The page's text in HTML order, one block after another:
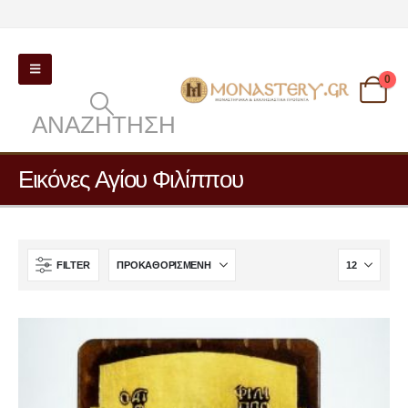
ΑΝΑΖΉΤΗΣΗ
0
Εικόνες Αγίου Φιλίππου
FILTER